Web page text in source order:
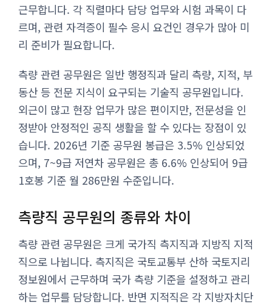
근무합니다. 각 직렬마다 담당 업무와 시험 과목이 다
르며, 관련 자격증이 필수 응시 요건인 경우가 많아 미
리 준비가 필요합니다.
측량 관련 공무원은 일반 행정직과 달리 측량, 지적, 부
동산 등 전문 지식이 요구되는 기술직 공무원입니다.
외근이 많고 현장 업무가 많은 편이지만, 전문성을 인
정받아 안정적인 공직 생활을 할 수 있다는 장점이 있
습니다. 2026년 기준 공무원 봉급은 3.5% 인상되었
으며, 7~9급 저연차 공무원은 총 6.6% 인상되어 9급
1호봉 기준 월 286만원 수준입니다.
측량직 공무원의 종류와 차이
측량 관련 공무원은 크게 국가직 측지직과 지방직 지적
직으로 나뉩니다. 측지직은 국토교통부 산하 국토지리
정보원에서 근무하며 국가 측량 기준을 설정하고 관리
하는 업무를 담당합니다. 반면 지적직은 각 지방자치단